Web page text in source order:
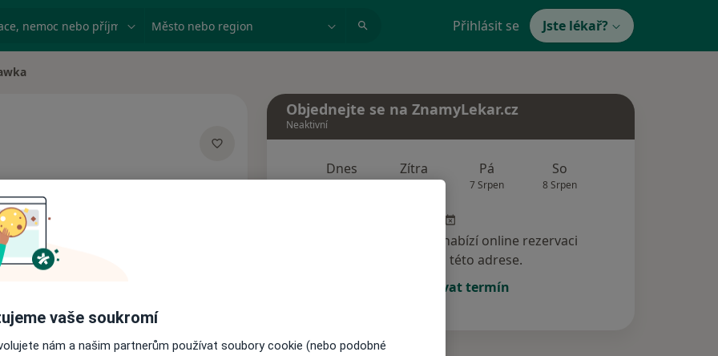
nemoc nebo příjmení Město nebo region Přihlásit se Jste lékař?
Rezervovat termín
Názory pacientů
Objednejte se na ZnamyLekar.cz
Neaktivní
Dnes Zítra Pá
7 Srpen
So
8 Srpen
Tento specialista nenabízí online rezervaci
termínu na této adrese.
Rezervovat termín
vaše soukromí
nám a našim partnerům používat soubory cookie (nebo podobné